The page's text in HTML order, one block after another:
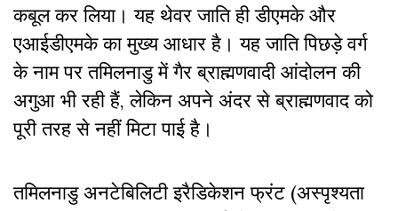
कबूल कर लिया। यह थेवर जाति ही डीएमके और
एआईडीएमके का मुख्य आधार है। यह जाति पिछड़े वर्ग
के नाम पर तमिलनाडु में गैर ब्राह्मणवादी आंदोलन की
अगुआ भी रही हैं, लेकिन अपने अंदर से ब्राह्मणवाद को
पूरी तरह से नहीं मिटा पाई है।
तमिलनाडु अनटेबिलिटी इरैडिकेशन फ्रंट (अस्पृश्यता